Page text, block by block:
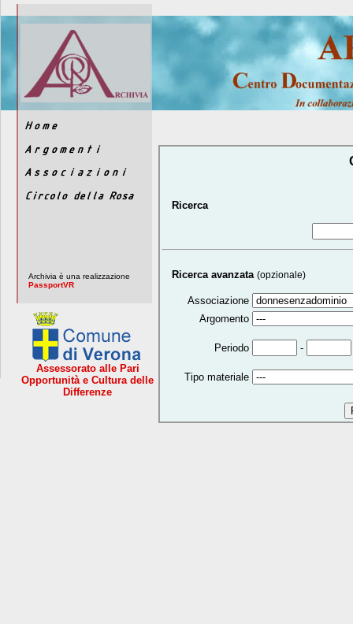
Archivia è una realizzazione
PassportVR
Assessorato alle Pari
Opportunità e Cultura delle
Differenze
Ricerca
Ricerca avanzata (opzionale)
Associazione
Argomento
Periodo -
Tipo materiale